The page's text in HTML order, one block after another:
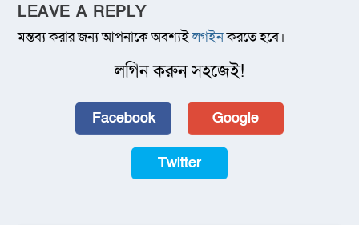
LEAVE A REPLY
মন্তব্য করার জন্য আপনাকে অবশ্যইলগইনকরতে হবে।
লগিন করুন সহজেই!
Facebook Google
Twitter